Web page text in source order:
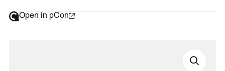
Open in pCon